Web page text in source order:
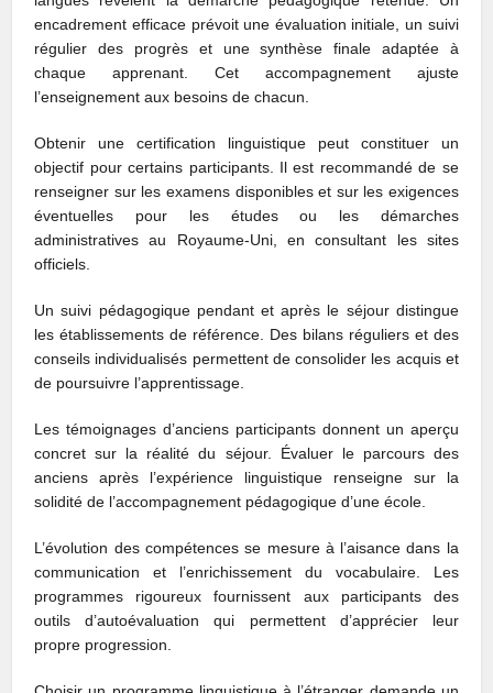
encadrement efficace prévoit une évaluation initiale, un suivi
régulier des progrès et une synthèse finale adaptée à
chaque apprenant. Cet accompagnement ajuste
l’enseignement aux besoins de chacun.
Obtenir une certification linguistique peut constituer un
objectif pour certains participants. Il est recommandé de se
renseigner sur les examens disponibles et sur les exigences
éventuelles pour les études ou les démarches
administratives au Royaume-Uni, en consultant les sites
officiels.
Un suivi pédagogique pendant et après le séjour distingue
les établissements de référence. Des bilans réguliers et des
conseils individualisés permettent de consolider les acquis et
de poursuivre l’apprentissage.
Les témoignages d’anciens participants donnent un aperçu
concret sur la réalité du séjour. Évaluer le parcours des
anciens après l’expérience linguistique renseigne sur la
solidité de l’accompagnement pédagogique d’une école.
L’évolution des compétences se mesure à l’aisance dans la
communication et l’enrichissement du vocabulaire. Les
programmes rigoureux fournissent aux participants des
outils d’autoévaluation qui permettent d’apprécier leur
propre progression.